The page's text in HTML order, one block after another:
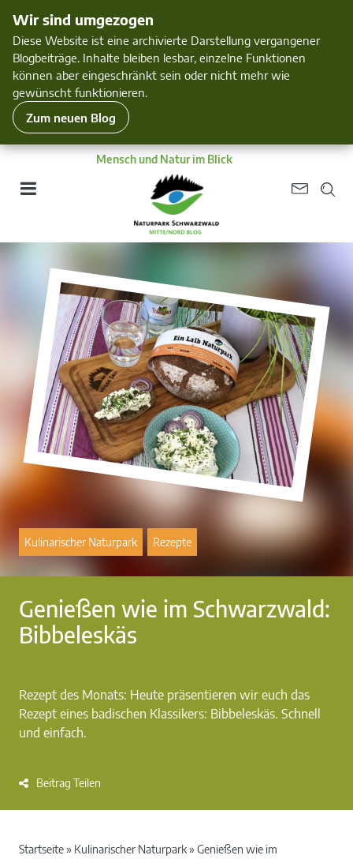
Wir sind umgezogen
Diese Website ist eine archivierte Darstellung vergangener
Blogbeiträge. Inhalte bleiben lesbar, einzelne Funktionen
können aber eingeschränkt sein oder nicht mehr wie
gewünscht funktionieren.
Zum neuen Blog
Mensch und Natur im Blick
Genießen wie im Schwarzwald:
Bibbeleskäs
Rezept des Monats: Heute präsentieren wir euch das
Rezept eines badischen Klassikers: Bibbeleskäs. Schnell
und einfach.
Beitrag Teilen
Kulinarischer Naturpark Rezepte
Startseite» Kulinarischer Naturpark» Genießen wie im